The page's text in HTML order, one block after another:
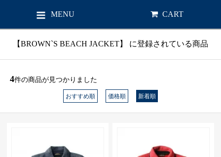
MENU CART
【BROWN`S BEACH JACKET】 に登録されている商品
4件の商品が見つかりました
おすすめ順 価格順 新着順